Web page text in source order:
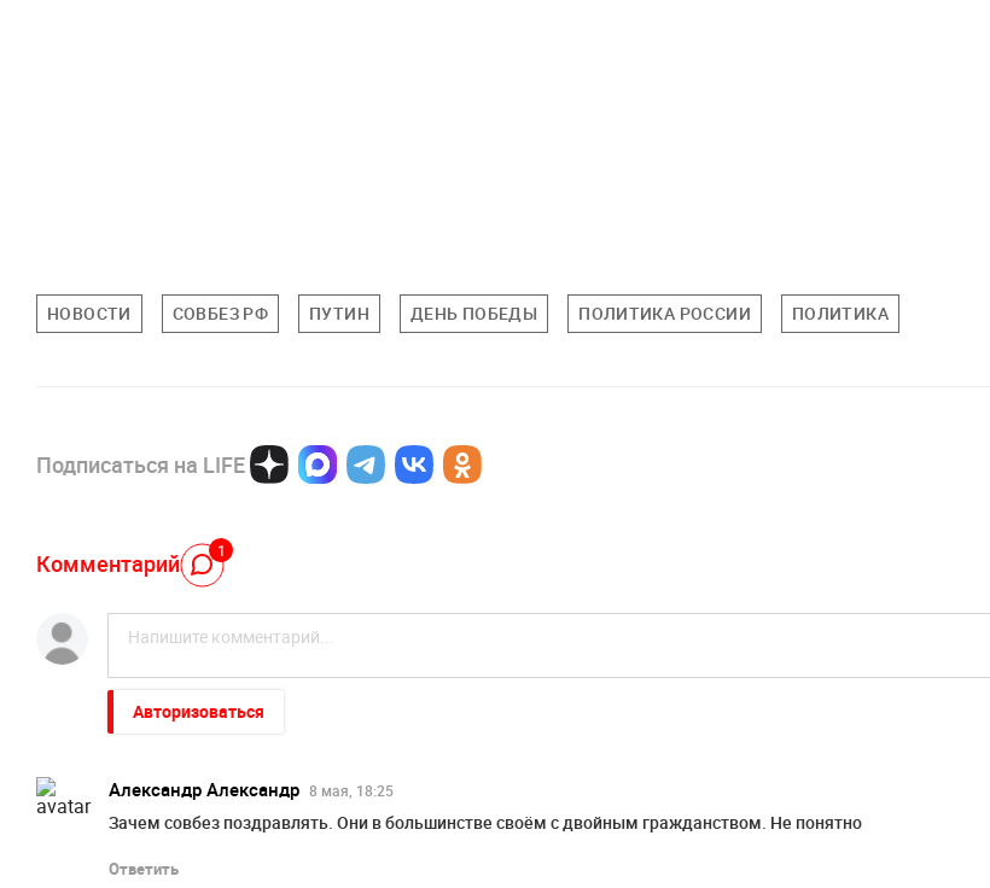
НОВОСТИ СОВБЕЗ РФ ПУТИН ДЕНЬ ПОБЕДЫ ПОЛИТИКА РОССИИ ПОЛИТИКА
Подписаться на LIFE
Комментарий 1
Авторизоваться
Александр Александр 8 мая, 18:25
Зачем совбез поздравлять. Они в большинстве своём с двойным гражданством. Не понятно
Ответить